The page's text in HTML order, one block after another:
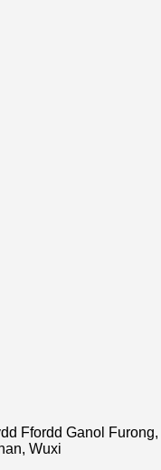
Ffordd Ganol Furong,
Wuxi